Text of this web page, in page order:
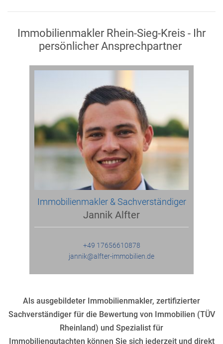
Immobilienmakler Rhein-Sieg-Kreis - Ihr
persönlicher Ansprechpartner
Immobilienmakler & Sachverständiger
Jannik Alfter
+49 17656610878
jannik@alfter-immobilien.de
Als ausgebildeter Immobilienmakler, zertifizierter
Sachverständiger für die Bewertung von Immobilien (TÜV
Rheinland) und Spezialist für
Immobiliengutachten können Sie sich jederzeit und direkt